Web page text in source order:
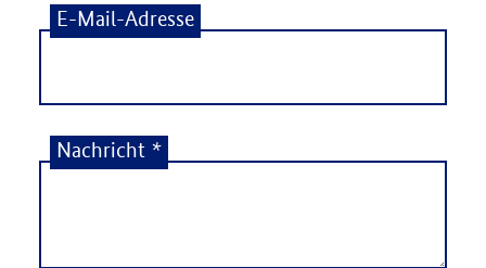
E-Mail-Adresse
Nachricht *